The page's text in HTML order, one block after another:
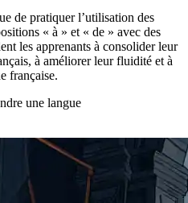
de pratiquer l’utilisation des
« à » et « de » avec des
les apprenants à consolider leur
à améliorer leur fluidité et à
française.
une langue